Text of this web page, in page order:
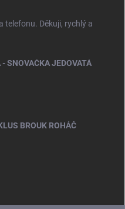
telefonu. Děkuji, rychlý a
SNOVAČKA JEDOVATÁ
BROUK ROHÁČ